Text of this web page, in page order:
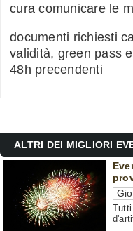
cura comunicare le
documenti richiesti
validità, green pass
48h precendenti
ALTRI DEI MIGLIORI